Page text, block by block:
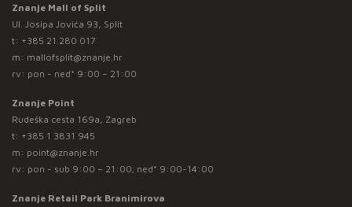
Znanje Mall of Split
Ul. Josipa Jovića 93, Split
t: +385 21 280 017
m: mallofsplit@znanje.hr
rv: pon - ned* 9:00 – 21:00
Znanje Point
Rudeška cesta 169a, Zagreb
t: +385 1 3831 945
m: point@znanje.hr
rv: pon - sub 9:00 – 21:00; ned* 9:00-14:00
Znanje Retail Park Branimirova